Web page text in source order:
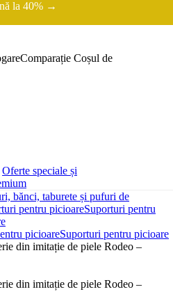
la 40% →
Comparație Coșul de
Oferte speciale și
bănci, taburete și pufuri de
pentru picioareSuporturi pentru
picioareSuporturi pentru picioare